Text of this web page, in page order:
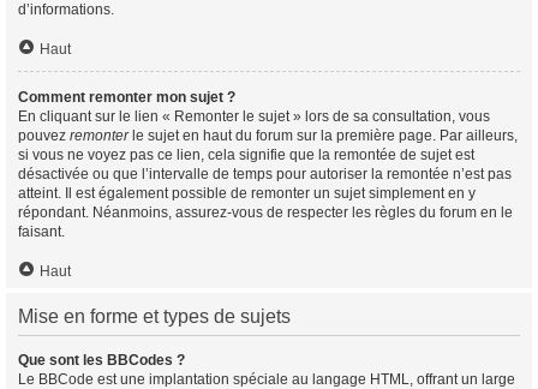
d’informations.
Haut
Comment remonter mon sujet ?
En cliquant sur le lien « Remonter le sujet » lors de sa consultation, vous
pouvez remonterle sujet en haut du forum sur la première page. Par ailleurs,
si vous ne voyez pas ce lien, cela signifie que la remontée de sujet est
désactivée ou que l’intervalle de temps pour autoriser la remontée n’est pas
atteint. Il est également possible de remonter un sujet simplement en y
répondant. Néanmoins, assurez-vous de respecter les règles du forum en le
faisant.
Haut
Mise en forme et types de sujets
Que sont les BBCodes ?
Le BBCode est une implantation spéciale au langage HTML, offrant un large